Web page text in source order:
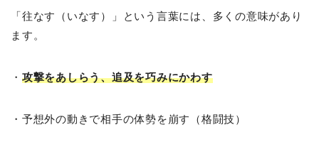
「往なす（いなす）」という言葉には、多くの意味があり
ます。
・ 攻撃をあしらう、追及を巧みにかわす
・予想外の動きで相手の体勢を崩す（格闘技）